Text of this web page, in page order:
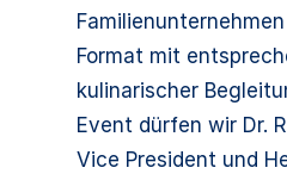
Format mit
kulinarischer
Event dürfen wir Dr.
Vice President und